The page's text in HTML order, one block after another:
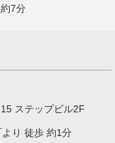
7分
ステップビル2F
り 徒歩 約1分